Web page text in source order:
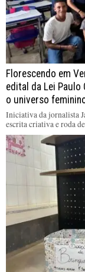
Florescendo em
edital da Lei
o universo
Iniciativa da jornalista
escrita criativa e roda